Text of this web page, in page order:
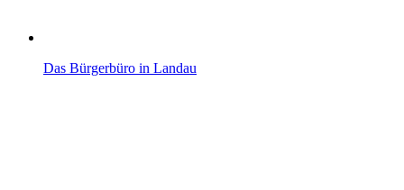
Das Bürgerbüro in Landau